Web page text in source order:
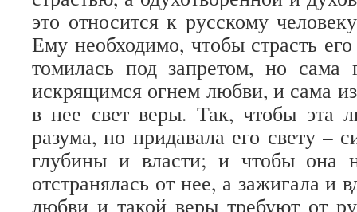
это относится к русскому
Ему необходимо, чтобы страсть
томилась под запретом, но сама
искрящимся огнем любви, и сама
в нее свет веры. Так, чтобы эта
разума, но придавала его свету –
глубины и власти; и чтобы она
отстранялась от нее, а зажигала и
любви и такой веры требуют от